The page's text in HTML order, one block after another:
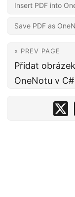
Insert PDF into
Save PDF as
« PREV PAGE
Přidat
OneNotu v C#